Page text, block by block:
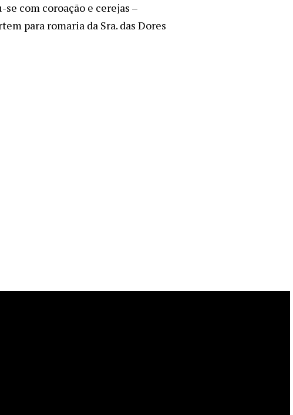
com coroação e cerejas –
para romaria da Sra. das Dores